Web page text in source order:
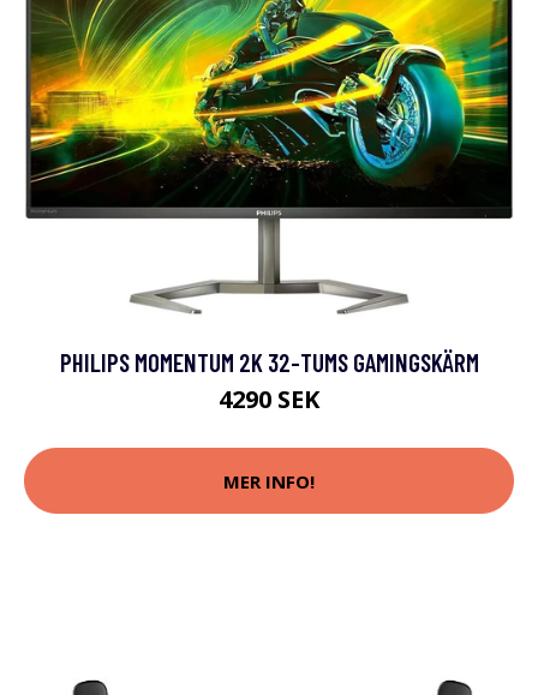
PHILIPS MOMENTUM 2K 32-TUMS GAMINGSKÄRM
4290 SEK
MER INFO!